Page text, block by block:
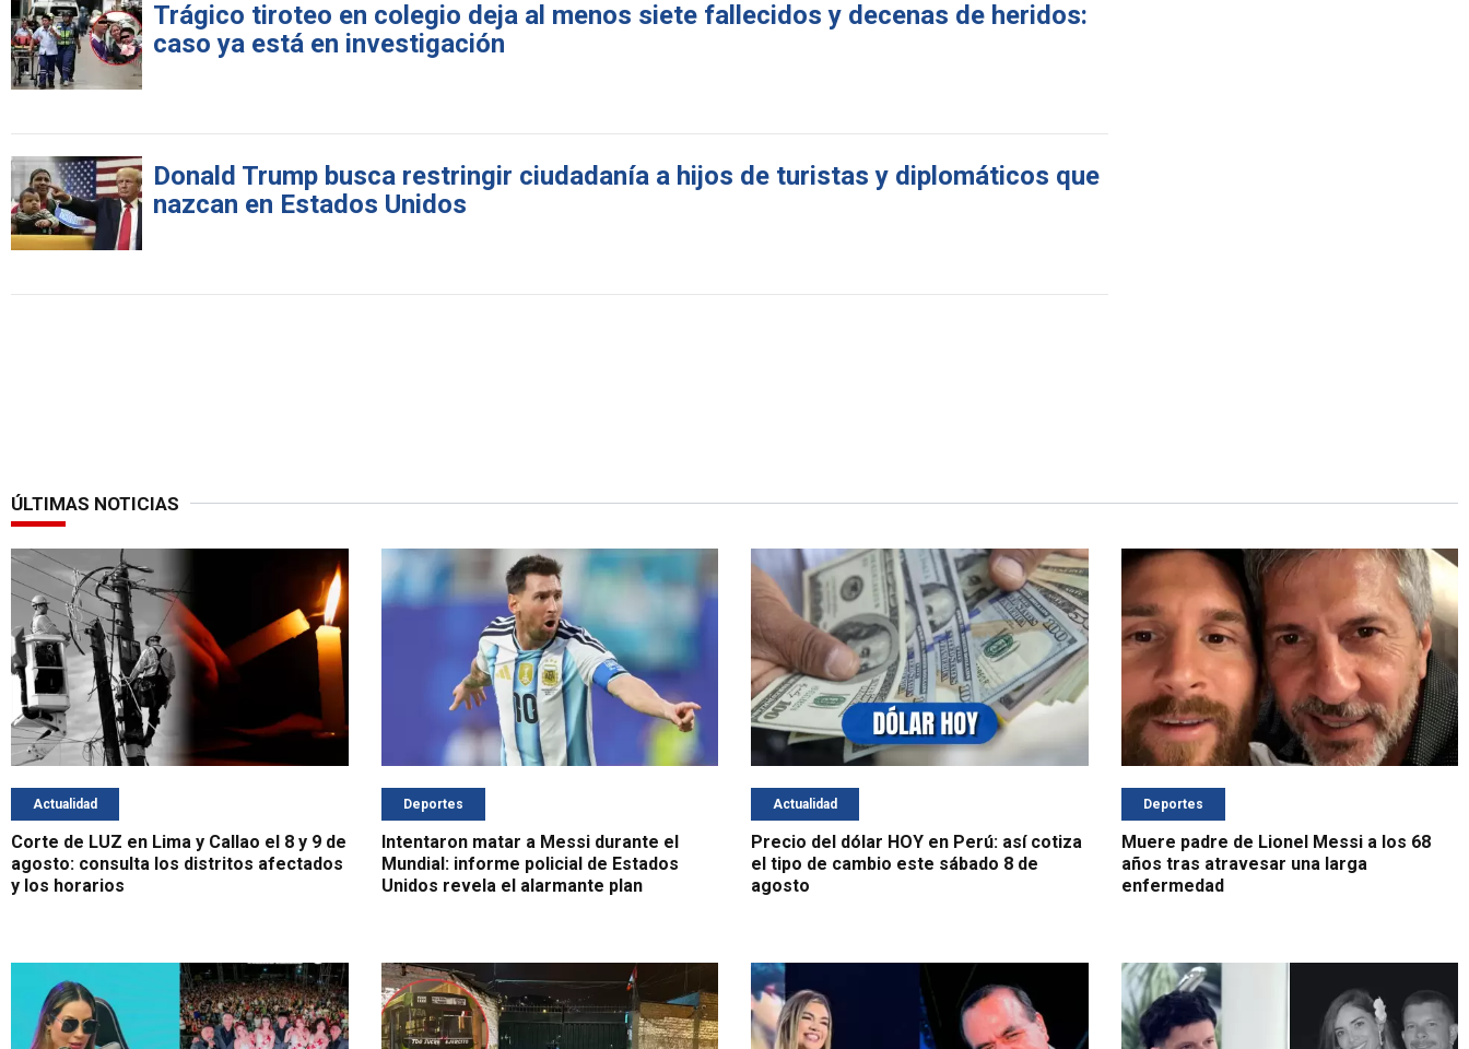
Trágico tiroteo en colegio deja al menos siete fallecidos y decenas de heridos:
caso ya está en investigación
Donald Trump busca restringir ciudadanía a hijos de turistas y diplomáticos que
nazcan en Estados Unidos
ÚLTIMAS NOTICIAS
Actualidad
Corte de LUZ en Lima y Callao el 8 y 9 de
agosto: consulta los distritos afectados
y los horarios
Deportes
Intentaron matar a Messi durante el
Mundial: informe policial de Estados
Unidos revela el alarmante plan
Actualidad
Precio del dólar HOY en Perú: así cotiza
el tipo de cambio este sábado 8 de
agosto
Deportes
Muere padre de Lionel Messi a los 68
años tras atravesar una larga
enfermedad